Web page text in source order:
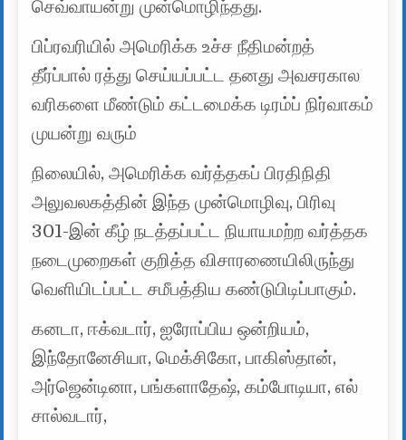
செவ்வாயன்று முன்மொழிந்தது.
பிப்ரவரியில் அமெரிக்க உச்ச நீதிமன்றத்
தீர்ப்பால் ரத்து செய்யப்பட்ட தனது அவசரகால
வரிகளை மீண்டும் கட்டமைக்க டிரம்ப் நிர்வாகம்
முயன்று வரும்
நிலையில், அமெரிக்க வர்த்தகப் பிரதிநிதி
அலுவலகத்தின் இந்த முன்மொழிவு, பிரிவு
301-இன் கீழ் நடத்தப்பட்ட நியாயமற்ற வர்த்தக
நடைமுறைகள் குறித்த விசாரணையிலிருந்து
வெளியிடப்பட்ட சமீபத்திய கண்டுபிடிப்பாகும்.
கனடா, ஈக்வடார், ஐரோப்பிய ஒன்றியம்,
இந்தோனேசியா, மெக்சிகோ, பாகிஸ்தான்,
அர்ஜென்டினா, பங்களாதேஷ், கம்போடியா, எல்
சால்வடார்,